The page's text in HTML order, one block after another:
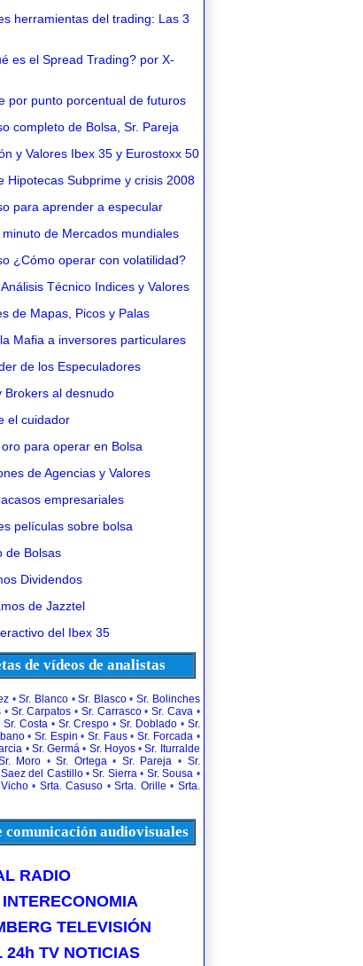
herramientas del trading: Las 3
es el Spread Trading? por X-
por punto porcentual de futuros
completo de Bolsa, Sr. Pareja
y Valores Ibex 35 y Eurostoxx 50
Hipotecas Subprime y crisis 2008
para aprender a especular
de Mercados mundiales
¿Cómo operar con volatilidad?
Técnico Indices y Valores
de Mapas, Picos y Palas
Mafia a inversores particulares
de los Especuladores
Brokers al desnudo
el cuidador
para operar en Bolsa
de Agencias y Valores
empresariales
películas sobre bolsa
de Bolsas
Dividendos
de Jazztel
del Ibex 35
de vídeos de analistas
•Sr. Blanco•Sr. Blasco• Sr. Bolinches
• Sr. Carpatos • Sr. Carrasco• Sr. Cava•
Sr. Costa• Sr. Crespo •Sr. Doblado• Sr.
• Sr. Espin •Sr. Faus•Sr. Forcada•
• Sr. Germá • Sr. Hoyos•Sr. Iturralde
Moro •Sr. Ortega• Sr. Pareja • Sr.
Saez del Castillo•Sr. Sierra• Sr. Sousa •
• Srta. Casuso • Srta. Orille • Srta.
comunicación audiovisuales
RADIO
TELEVISIÓN
24h TV NOTICIAS